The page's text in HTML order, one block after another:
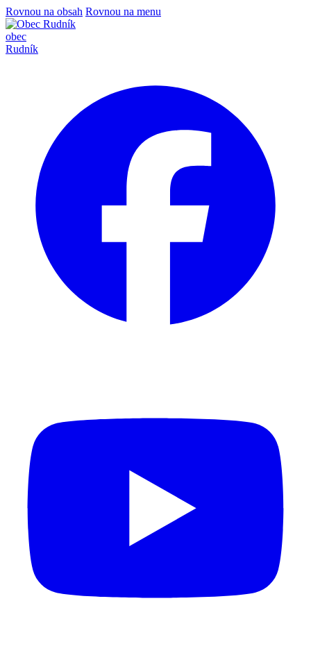
Rovnou na obsah Rovnou na menu
obec
Rudník